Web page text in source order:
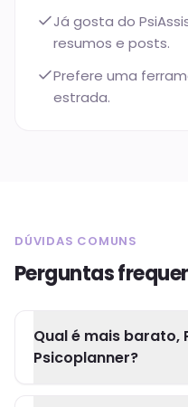
Já gosta do
resumos e posts.
Prefere uma
estrada.
DÚVIDAS COMUNS
Perguntas
Qual é mais barato,
Psicoplanner?